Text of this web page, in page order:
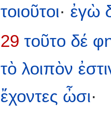
τοιοῦτοι· ἐγὼ
29 τοῦτο δέ
τὸ λοιπὸν
ἔχοντες ὦσι·